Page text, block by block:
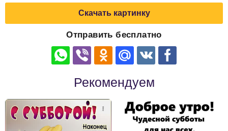
Скачать картинку
Отправить бесплатно
Рекомендуем